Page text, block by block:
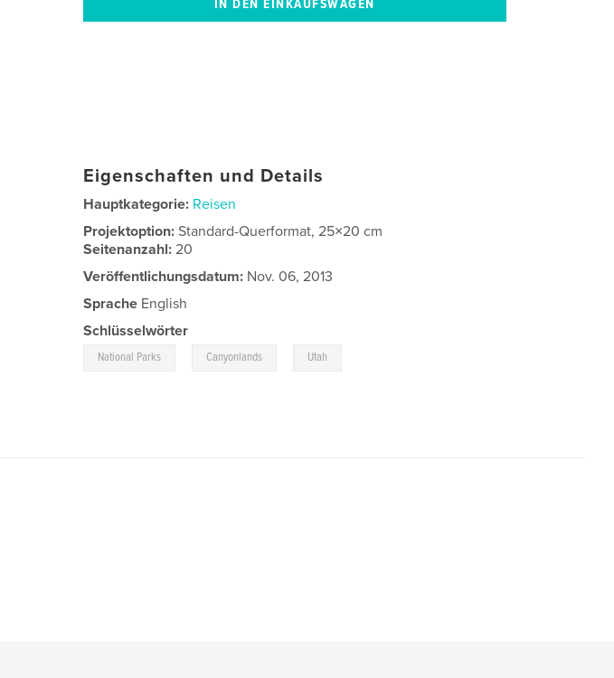
Eigenschaften und Details
Hauptkategorie: Reisen
Projektoption:Standard-Querformat, 25×20 cm
Seitenanzahl:20
Veröffentlichungsdatum: Nov. 06, 2013
Sprache English
Schlüsselwörter
National Parks Canyonlands Utah